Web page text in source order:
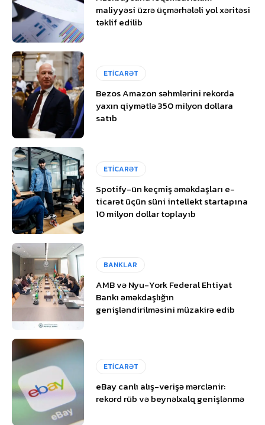
maliyyəsi üzrə üçmərhələli yol xəritəsi
təklif edilib
ETİCARƏT
Bezos Amazon səhmlərini rekorda
yaxın qiymətlə 350 milyon dollara
satıb
ETİCARƏT
Spotify-ün keçmiş əməkdaşları e-
ticarət üçün süni intellekt startapına
10 milyon dollar toplayıb
BANKLAR
AMB və Nyu-York Federal Ehtiyat
Bankı əməkdaşlığın
genişləndirilməsini müzakirə edib
ETİCARƏT
eBay canlı alış-verişə mərclənir:
rekord rüb və beynəlxalq genişlənmə